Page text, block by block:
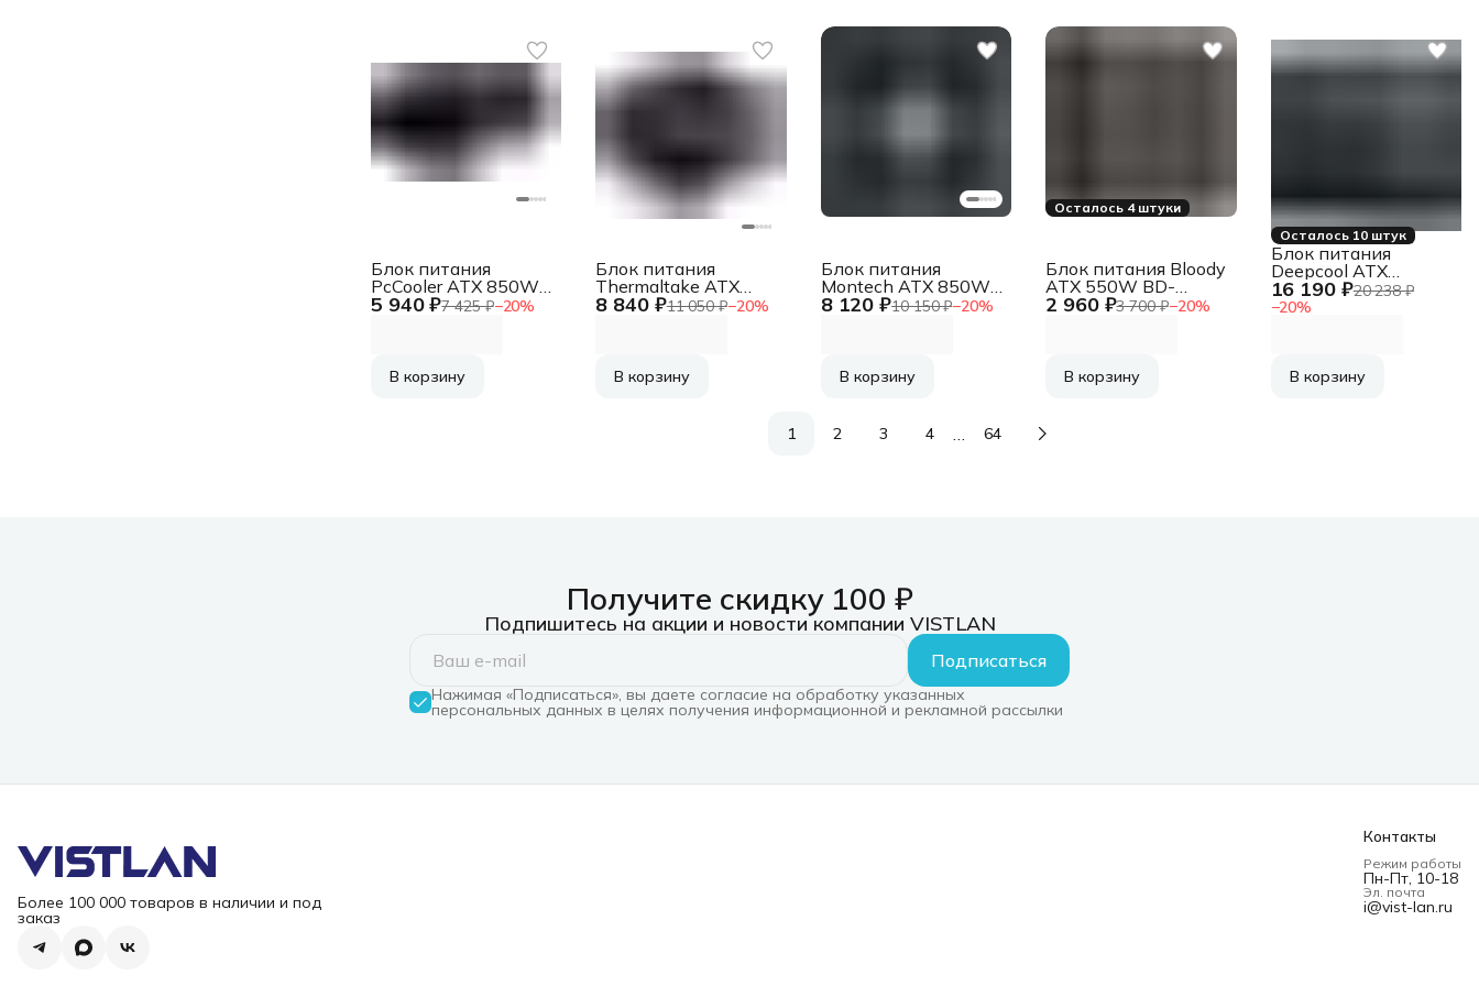
5 940 ₽7 425 ₽−20%
Блок питания
PcCooler ATX 850W
P5-YK850-B1F 80+
В корзину
8 840 ₽11 050 ₽−20%
Блок питания
Thermaltake ATX
850W Toughpower
Cab Manag RTL
В корзину
8 120 ₽10 150 ₽−20%
Блок питания
Montech ATX 850W
CENTURY GOLD G5
RTL
В корзину
Осталось 4 штуки
2 960 ₽3 700 ₽−20%
Блок питания Bloody
ATX 550W BD-
PS550B 80+ bronze
В корзину
Осталось 10 штук
16 190 ₽20 238 ₽
−20%
Блок питания
Deepcool ATX
1200W Game Storm
PN1200M Gen.5 80+
В корзину
1 2 3 4 … 64
Получите скидку 100 ₽
Подпишитесь на акции и новости компании VISTLAN
Подписаться
Нажимая «Подписаться», вы даете согласие на обработку указанных
персональных данных в целях получения информационной и рекламной рассылки
Более 100 000 товаров в наличии и под
заказ
Контакты
Режим работы
Пн-Пт, 10-18
Эл. почта
i@vist-lan.ru